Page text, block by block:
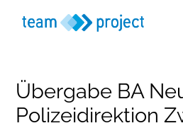
Übergabe BA
Polizeidirektion